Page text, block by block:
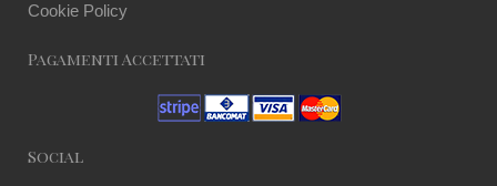
Cookie Policy
Pagamenti Accettati
Social